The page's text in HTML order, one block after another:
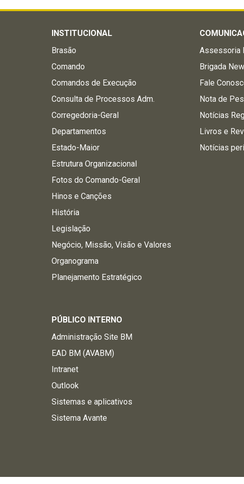
INSTITUCIONAL
Brasão
Comando
Comandos de Execução
Consulta de Processos Adm.
Corregedoria-Geral
Departamentos
Estado-Maior
Estrutura Organizacional
Fotos do Comando-Geral
Hinos e Canções
História
Legislação
Negócio, Missão, Visão e Valores
Organograma
Planejamento Estratégico
Assessoria
Brigada
Fale
Nota de
Notícias
Livros e
Notícias
PÚBLICO INTERNO
Administração Site BM
EAD BM (AVABM)
Intranet
Outlook
Sistemas e aplicativos
Sistema Avante